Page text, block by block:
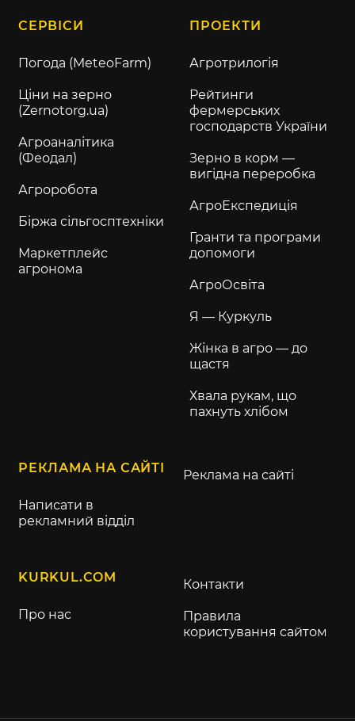
СЕРВІСИ
Погода (MeteoFarm)
Ціни на зерно
(Zernotorg.ua)
Агроаналітика
(Феодал)
Агроробота
Біржа сільгосптехніки
Маркетплейс
агронома
ПРОЕКТИ
Агротрилогія
Рейтинги
фермерських
господарств України
Зерно в корм —
вигідна переробка
АгроЕкспедиція
Гранти та програми
допомоги
АгроОсвіта
Я — Куркуль
Жінка в агро — до
щастя
Хвала рукам, що
пахнуть хлібом
РЕКЛАМА НА САЙТІ
Написати в
рекламний відділ
Реклама на сайті
KURKUL.COM
Про нас
Контакти
Правила
користування сайтом